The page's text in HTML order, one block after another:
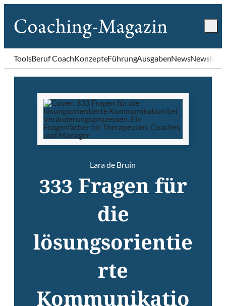
ToolsBeruf CoachKonzepteFührungAusgabenNews
Lara de Bruin
333 Fragen für
die
lösungsorientie
rte